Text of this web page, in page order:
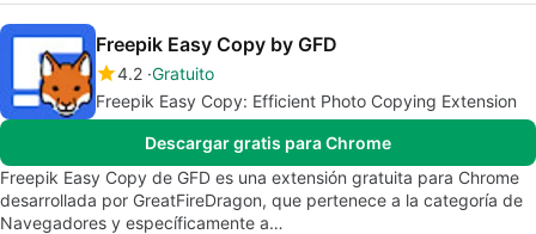
Freepik Easy Copy by GFD
4.2 Gratuito
Freepik Easy Copy: Efficient Photo Copying Extension
Descargar gratis para Chrome
Freepik Easy Copy de GFD es una extensión gratuita para Chrome
desarrollada por GreatFireDragon, que pertenece a la categoría de
Navegadores y específicamente a…